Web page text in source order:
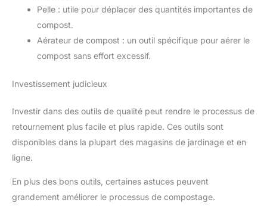
Pelle : utile pour déplacer des quantités importantes de
compost.
Aérateur de compost : un outil spécifique pour aérer le
compost sans effort excessif.
Investissement judicieux
Investir dans des outils de qualité peut rendre le processus de
retournement plus facile et plus rapide. Ces outils sont
disponibles dans la plupart des magasins de jardinage et en
ligne.
En plus des bons outils, certaines astuces peuvent
grandement améliorer le processus de compostage.